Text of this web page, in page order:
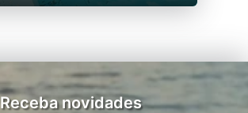
Receba novidades